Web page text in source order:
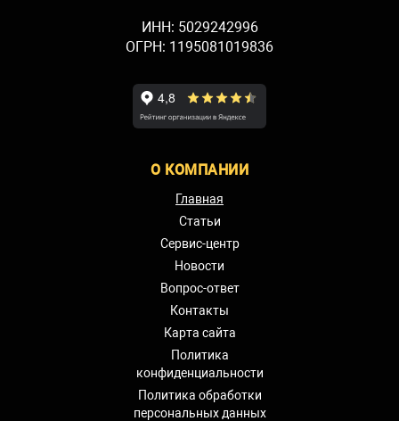
ИНН: 5029242996
ОГРН: 1195081019836
О КОМПАНИИ
Главная
Статьи
Сервис-центр
Новости
Вопрос-ответ
Контакты
Карта сайта
Политика
конфиденциальности
Политика обработки
персональных данных